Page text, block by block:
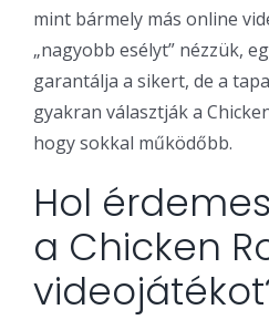
mint bármely más online
„nagyobb esélyt” nézzük,
garantálja a sikert, de a
gyakran választják a
hogy sokkal működőbb.
Hol
a Chicken